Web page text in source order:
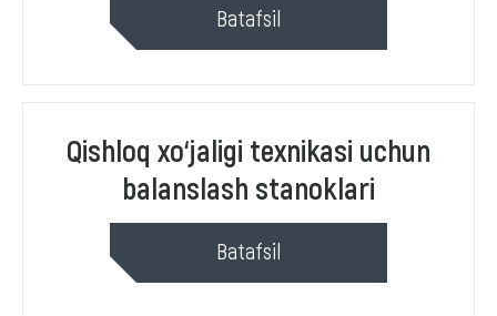
Batafsil
Qishloq xo‘jaligi texnikasi uchun
balanslash stanoklari
Batafsil